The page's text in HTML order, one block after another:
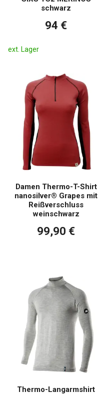
schwarz
94 €
ext. Lager
Damen Thermo-T-Shirt
nanosilver® Grapes mit
Reißverschluss
weinschwarz
99,90 €
Thermo-Langarmshirt